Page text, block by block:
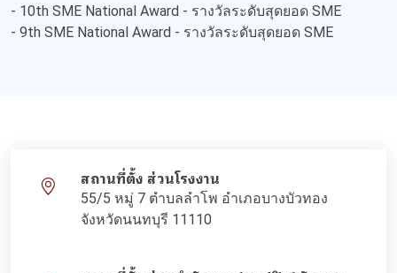
- 10th SME National Award - รางวัลระดับสุดยอด SME
- 9th SME National Award - รางวัลระดับสุดยอด SME
สถานที่ตั้ง ส่วนโรงงาน
55/5 หมู่ 7 ตำบลลำโพ อำเภอบางบัวทอง
จังหวัดนนทบุรี 11110